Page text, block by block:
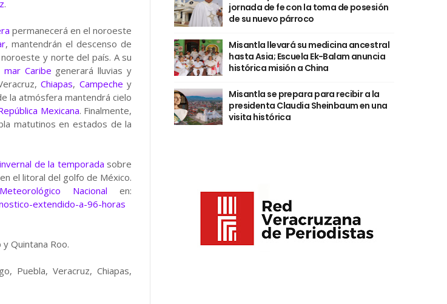
.
permanecerá en el noroeste
, mantendrán el descenso de
y norte del país. A su
mar Caribe generará lluvias y
Chiapas, Campeche y
la atmósfera mantendrá cielo
Mexicana. Finalmente,
matutinos en estados de la
de la temporada sobre
en el litoral del golfo de México.
Nacional en:
extendido-a-96-horas
Quintana Roo.
Puebla, Veracruz, Chiapas,
jornada de fe con la toma de posesión
de su nuevo párroco
Misantla llevará su medicina ancestral
hasta Asia; Escuela Ek-Balam anuncia
histórica misión a China
Misantla se prepara para recibir a la
presidenta Claudia Sheinbaum en una
visita histórica